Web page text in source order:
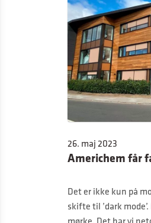
26. maj 2023
Americhem får
Det er ikke kun på
skifte til ’dark